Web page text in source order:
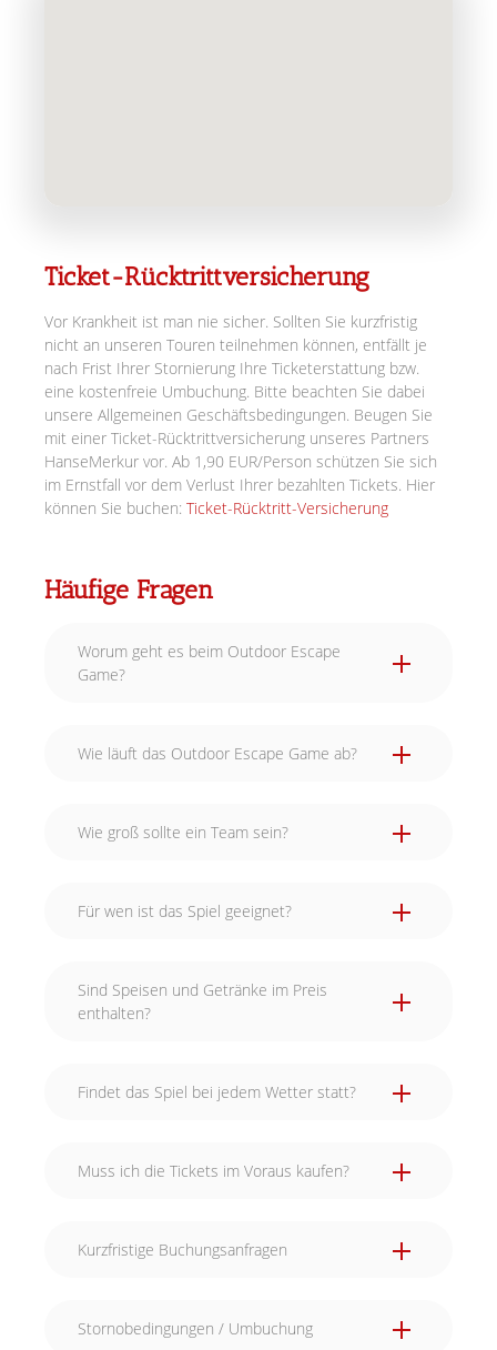
Ticket-Rücktrittversicherung
Vor Krankheit ist man nie sicher. Sollten Sie kurzfristig
nicht an unseren Touren teilnehmen können, entfällt je
nach Frist Ihrer Stornierung Ihre Ticketerstattung bzw.
eine kostenfreie Umbuchung. Bitte beachten Sie dabei
unsere Allgemeinen Geschäftsbedingungen. Beugen Sie
mit einer Ticket-Rücktrittversicherung unseres Partners
HanseMerkur vor. Ab 1,90 EUR/Person schützen Sie sich
im Ernstfall vor dem Verlust Ihrer bezahlten Tickets. Hier
können Sie buchen: Ticket-Rücktritt-Versicherung
Häufige Fragen
Worum geht es beim Outdoor Escape
Game?
Wie läuft das Outdoor Escape Game ab?
Wie groß sollte ein Team sein?
Für wen ist das Spiel geeignet?
Sind Speisen und Getränke im Preis
enthalten?
Findet das Spiel bei jedem Wetter statt?
Muss ich die Tickets im Voraus kaufen?
Kurzfristige Buchungsanfragen
Stornobedingungen / Umbuchung